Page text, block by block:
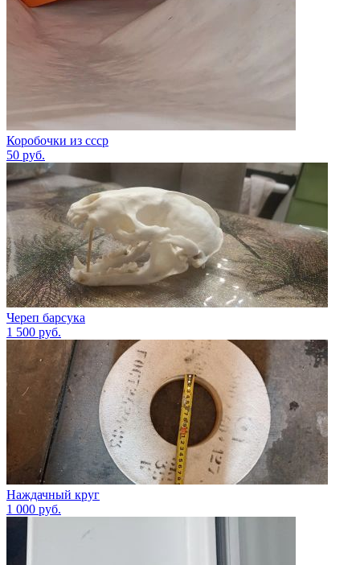
Коробочки из ссср
50 руб.
Череп барсука
1 500 руб.
Наждачный круг
1 000 руб.